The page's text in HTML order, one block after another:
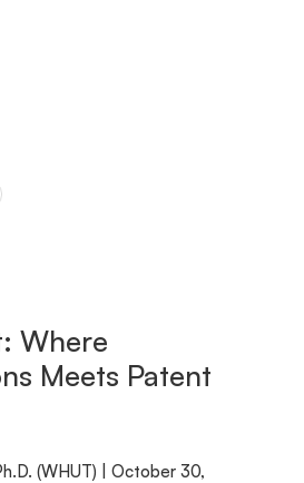
Where
Meets Patent
(WHUT) October 30,